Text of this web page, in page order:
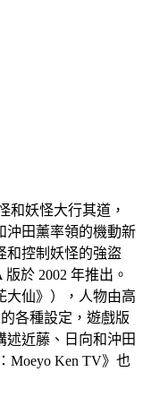
和妖怪大行其道，
沖田薰率領的機動新
和控制妖怪的強盜
於 2002 年推出。
大仙》），人物由高
各種設定，遊戲版
述近藤、日向和沖田
Moeyo Ken TV》也